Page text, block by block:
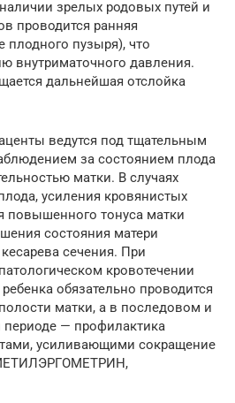
зрелых родовых путей и
проводится ранняя
пузыря), что
внутриматочного давления.
дальнейшая отслойка
ведутся под тщательным
за состоянием плода
матки. В случаях
усиления кровянистых
повышенного тонуса матки
состояния матери
сечения. При
кровотечении
обязательно проводится
матки, а в последовом и
— профилактика
усиливающими сокращение